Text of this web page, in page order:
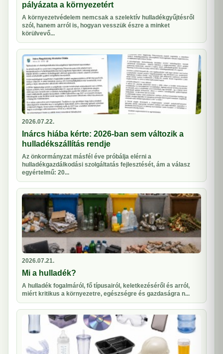
pályázata a környezetért
A környezetvédelem nemcsak a szelektív hulladékgyűjtésről
szól, hanem arról is, hogyan vesszük észre a minket
körülvevő...
2026.07.22.
Inárcs hiába kérte: 2026-ban sem változik a
hulladékszállítás rendje
Az önkormányzat másfél éve próbálja elérni a
hulladékgazdálkodási szolgáltatás fejlesztését, ám a válasz
egyértelmű: 20...
2026.07.21.
Mi a hulladék?
A hulladék fogalmáról, fő típusairól, keletkezéséről és arról,
miért kritikus a környezetre, egészségre és gazdaságra n...